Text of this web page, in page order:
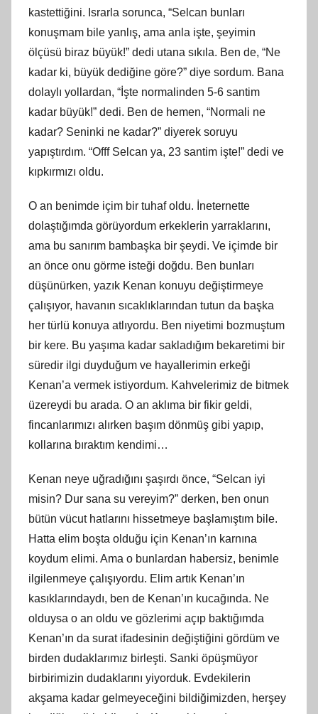
kastettiğini. Israrla sorunca, “Selcan bunları
konuşmam bile yanlış, ama anla işte, şeyimin
ölçüsü biraz büyük!” dedi utana sıkıla. Ben de, “Ne
kadar ki, büyük dediğine göre?” diye sordum. Bana
dolaylı yollardan, “İşte normalinden 5-6 santim
kadar büyük!” dedi. Ben de hemen, “Normali ne
kadar? Seninki ne kadar?” diyerek soruyu
yapıştırdım. “Offf Selcan ya, 23 santim işte!” dedi ve
kıpkırmızı oldu.
O an benimde içim bir tuhaf oldu. İneternette
dolaştığımda görüyordum erkeklerin yarraklarını,
ama bu sanırım bambaşka bir şeydi. Ve içimde bir
an önce onu görme isteği doğdu. Ben bunları
düşünürken, yazık Kenan konuyu değiştirmeye
çalışıyor, havanın sıcaklıklarından tutun da başka
her türlü konuya atlıyordu. Ben niyetimi bozmuştum
bir kere. Bu yaşıma kadar sakladığım bekaretimi bir
süredir ilgi duyduğum ve hayallerimin erkeği
Kenan’a vermek istiyordum. Kahvelerimiz de bitmek
üzereydi bu arada. O an aklıma bir fikir geldi,
fincanlarımızı alırken başım dönmüş gibi yapıp,
kollarına bıraktım kendimi…
Kenan neye uğradığını şaşırdı önce, “Selcan iyi
misin? Dur sana su vereyim?” derken, ben onun
bütün vücut hatlarını hissetmeye başlamıştım bile.
Hatta elim boşta olduğu için Kenan’ın karnına
koydum elimi. Ama o bunlardan habersiz, benimle
ilgilenmeye çalışıyordu. Elim artık Kenan’ın
kasıklarındaydı, ben de Kenan’ın kucağında. Ne
olduysa o an oldu ve gözlerimi açıp baktığımda
Kenan’ın da surat ifadesinin değiştiğini gördüm ve
birden dudaklarımız birleşti. Sanki öpüşmüyor
birbirimizin dudaklarını yiyorduk. Evdekilerin
akşama kadar gelmeyeceğini bildiğimizden, herşey